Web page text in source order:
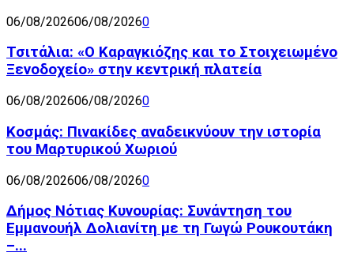
06/08/202606/08/20260
Τσιτάλια: «Ο Καραγκιόζης και το Στοιχειωμένο
Ξενοδοχείο» στην κεντρική πλατεία
06/08/202606/08/20260
Κοσμάς: Πινακίδες αναδεικνύουν την ιστορία
του Μαρτυρικού Χωριού
06/08/202606/08/20260
Δήμος Νότιας Κυνουρίας: Συνάντηση του
Εμμανουήλ Δολιανίτη με τη Γωγώ Ρουκουτάκη
–...